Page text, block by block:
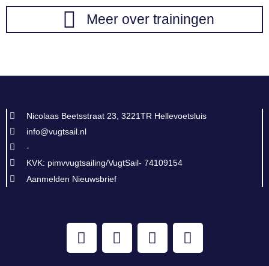
Meer over trainingen
Nicolaas Beetsstraat 23, 3221TR Hellevoetsluis
info@vugtsail.nl
-
KVK: pimvvugtsailing/VugtSail- 74109154
Aanmelden Nieuwsbrief